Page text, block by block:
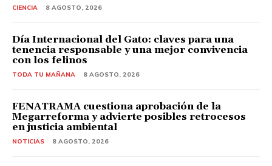
CIENCIA 8 AGOSTO, 2026
Día Internacional del Gato: claves para una
tenencia responsable y una mejor convivencia
con los felinos
TODA TU MAÑANA 8 AGOSTO, 2026
FENATRAMA cuestiona aprobación de la
Megarreforma y advierte posibles retrocesos
en justicia ambiental
NOTICIAS 8 AGOSTO, 2026